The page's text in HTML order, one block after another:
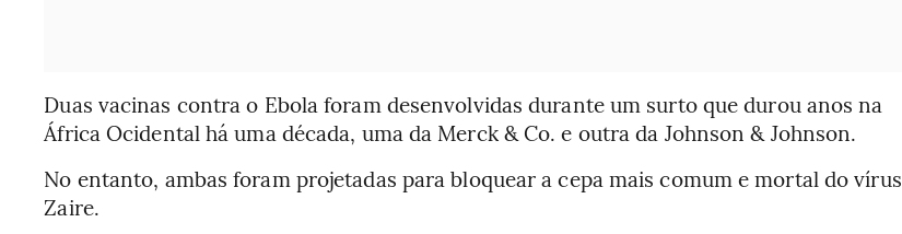
Duas vacinas contra o Ebola foram desenvolvidas durante um surto que durou anos na
África Ocidental há uma década, uma da Merck & Co. e outra da Johnson & Johnson.
No entanto, ambas foram projetadas para bloquear a cepa mais comum e mortal do vírus
Zaire.